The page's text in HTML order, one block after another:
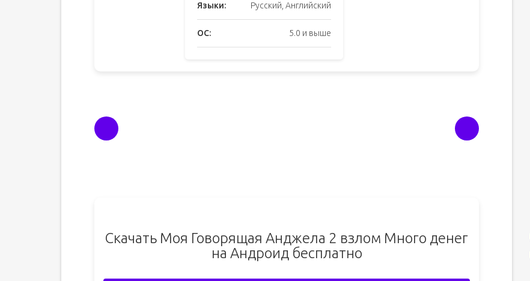
Языки: Русский, Английский
ОС: 5.0 и выше
Скачать Моя Говорящая Анджела 2 взлом Много денег
на Андроид бесплатно